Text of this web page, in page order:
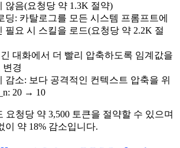
않음(요청당 약 1.3K 절약)
딩: 카탈로그를 모든 시스템 프롬프트에
필요 시 스킬을 로드(요청당 약 2.2K 절
대화에서 더 빨리 압축하도록 임계값을
경
감소: 보다 공격적인 컨텍스트 압축을 위
20 → 10
요청당 약 3,500 토큰을 절약할 수 있으며
약 18% 감소입니다.